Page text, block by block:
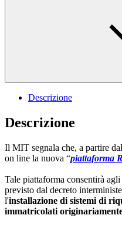
Descrizione
Descrizione
Il MIT segnala che, a partire
on line la nuova “piattaforma
Tale piattaforma consentirà
previsto dal decreto
l'installazione di sistemi di
immatricolati